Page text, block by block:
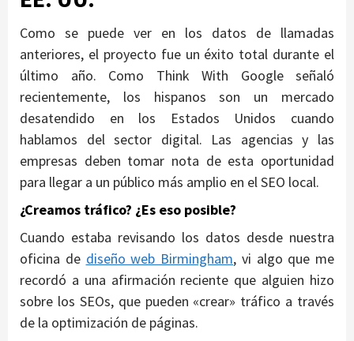
Como se puede ver en los datos de llamadas
anteriores, el proyecto fue un éxito total durante el
último año. Como Think With Google señaló
recientemente, los hispanos son un mercado
desatendido en los Estados Unidos cuando
hablamos del sector digital. Las agencias y las
empresas deben tomar nota de esta oportunidad
para llegar a un público más amplio en el SEO local.
¿Creamos tráfico? ¿Es eso posible?
Cuando estaba revisando los datos desde nuestra
oficina de diseño web Birmingham, vi algo que me
recordó a una afirmación reciente que alguien hizo
sobre los SEOs, que pueden «crear» tráfico a través
de la optimización de páginas.